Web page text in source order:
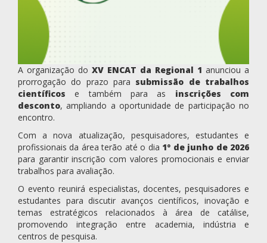
A organização do XV ENCAT da Regional 1 anunciou a
prorrogação do prazo para submissão de trabalhos
científicos e também para as inscrições com
desconto, ampliando a oportunidade de participação no
encontro.
Com a nova atualização, pesquisadores, estudantes e
profissionais da área terão até o dia 1º de junho de 2026
para garantir inscrição com valores promocionais e enviar
trabalhos para avaliação.
O evento reunirá especialistas, docentes, pesquisadores e
estudantes para discutir avanços científicos, inovação e
temas estratégicos relacionados à área de catálise,
promovendo integração entre academia, indústria e
centros de pesquisa.